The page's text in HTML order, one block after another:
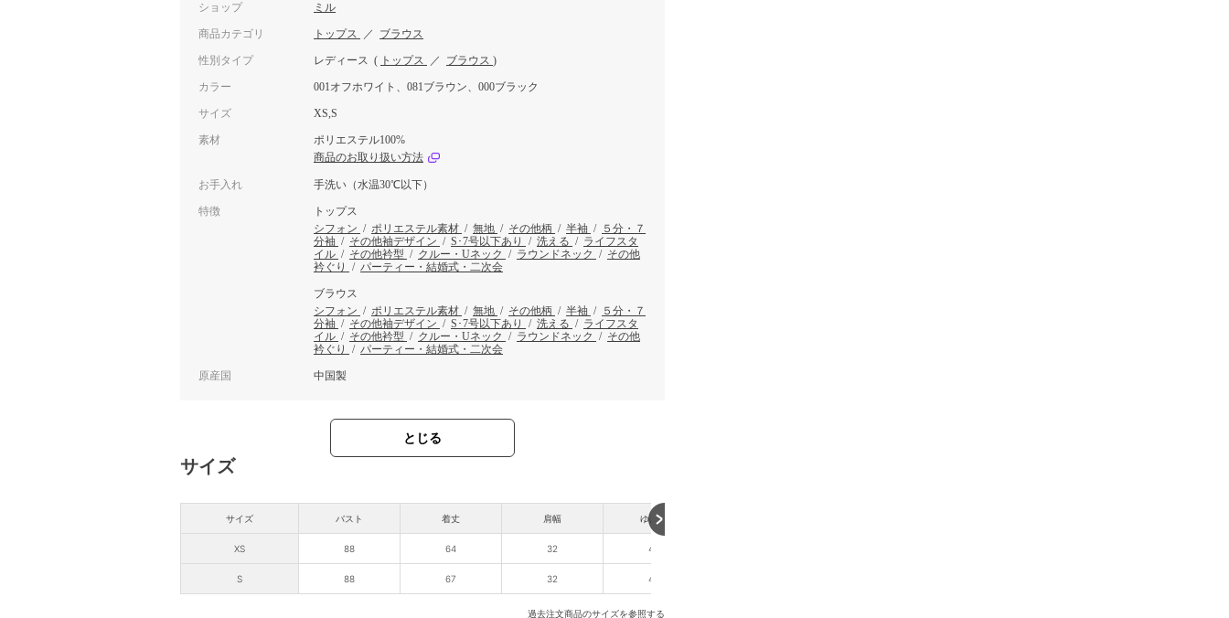
ショップ ミル
商品カテゴリ トップス ／ ブラウス
性別タイプ レディース ( トップス ／ ブラウス )
カラー 001オフホワイト、081ブラウン、000ブラック
サイズ XS,S
素材
ポリエステル100%
商品のお取り扱い方法
お手入れ 手洗い（水温30℃以下）
特徴
トップス
シフォン / ポリエステル素材 / 無地 / その他柄 / 半袖 / ５分・７
分袖 / その他袖デザイン / S･7号以下あり / 洗える / ライフスタ
イル / その他衿型 / クルー・Uネック / ラウンドネック / その他
衿ぐり
/ パーティー・結婚式・二次会
ブラウス
シフォン / ポリエステル素材 / 無地 / その他柄 / 半袖 / ５分・７
分袖 / その他袖デザイン / S･7号以下あり / 洗える / ライフスタ
イル / その他衿型 / クルー・Uネック / ラウンドネック / その他
衿ぐり
/ パーティー・結婚式・二次会
原産国 中国製
とじる
サイズ
サイズ
XS
S
バスト 着丈 肩幅 ゆき丈
88 64 32 40
88 67 32 42
過去注文商品のサイズを参照する